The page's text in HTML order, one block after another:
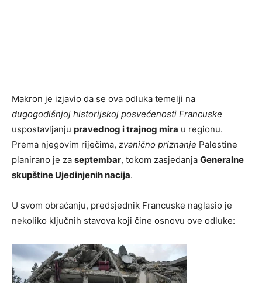
Makron je izjavio da se ova odluka temelji na
dugogodišnjoj historijskoj posvećenosti Francuske
uspostavljanju pravednog i trajnog mira u regionu.
Prema njegovim riječima, zvanično priznanje Palestine
planirano je za septembar, tokom zasjedanja Generalne
skupštine Ujedinjenih nacija.
U svom obraćanju, predsjednik Francuske naglasio je
nekoliko ključnih stavova koji čine osnovu ove odluke: